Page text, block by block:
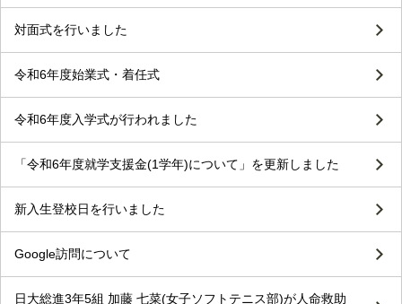
対面式を行いました
令和6年度始業式・着任式
令和6年度入学式が行われました
「令和6年度就学支援金(1学年)について」を更新しました
新入生登校日を行いました
Google訪問について
日大総進3年5組 加藤 七菜(女子ソフトテニス部)が人命救助